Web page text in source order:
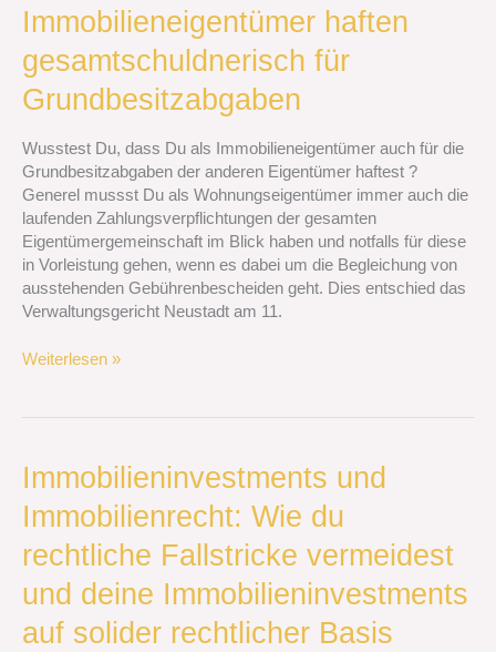
Immobilieneigentümer haften
gesamtschuldnerisch für
Grundbesitzabgaben
Wusstest Du, dass Du als Immobilieneigentümer auch für die
Grundbesitzabgaben der anderen Eigentümer haftest ?
Generel mussst Du als Wohnungseigentümer immer auch die
laufenden Zahlungsverpflichtungen der gesamten
Eigentümergemeinschaft im Blick haben und notfalls für diese
in Vorleistung gehen, wenn es dabei um die Begleichung von
ausstehenden Gebührenbescheiden geht. Dies entschied das
Verwaltungsgericht Neustadt am 11.
gesamtschuldnerisch
für
Grundbesitzabgaben
Weiterlesen »
Immobilieninvestments und
Immobilienrecht: Wie du
rechtliche Fallstricke vermeidest
und deine Immobilieninvestments
auf solider rechtlicher Basis
Immobilieninvestments
und
Immobilienrecht:
du
rechtliche
Fallstricke
vermeidest